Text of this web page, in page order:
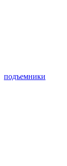
подъемники